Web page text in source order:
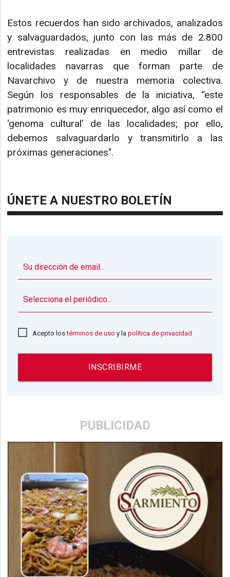
Estos recuerdos han sido archivados, analizados
y salvaguardados, junto con las más de 2.800
entrevistas realizadas en medio millar de
localidades navarras que forman parte de
Navarchivo y de nuestra memoria colectiva.
Según los responsables de la iniciativa, “este
patrimonio es muy enriquecedor, algo así como el
‘genoma cultural’ de las localidades; por ello,
debemos salvaguardarlo y transmitirlo a las
próximas generaciones".
ÚNETE A NUESTRO BOLETÍN
Acepto lostérminos de uso y lapolítica de privacidad
INSCRIBIRME
PUBLICIDAD